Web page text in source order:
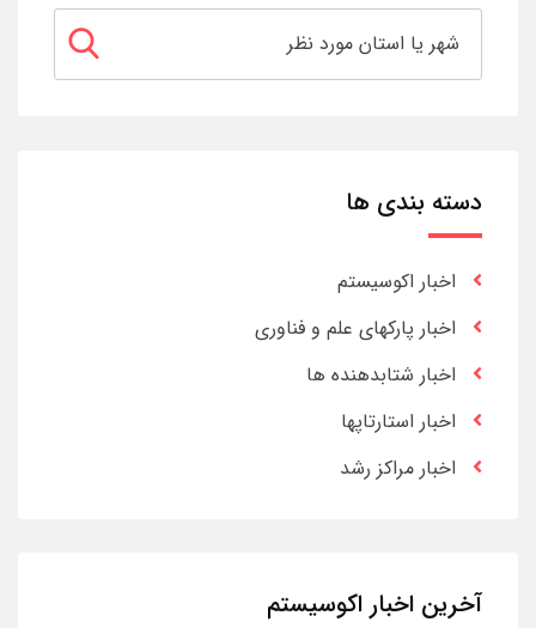
دسته بندی ها
اخبار اکوسیستم
اخبار پارکهای علم و فناوری
اخبار شتابدهنده ها
اخبار استارتاپها
اخبار مراکز رشد
آخرین اخبار اکوسیستم